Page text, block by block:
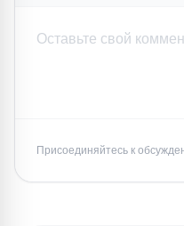
Присоединяйтесь к